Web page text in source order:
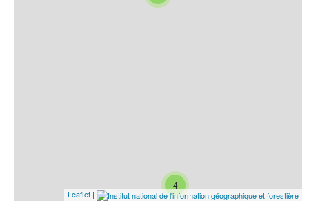
4
Leaflet |